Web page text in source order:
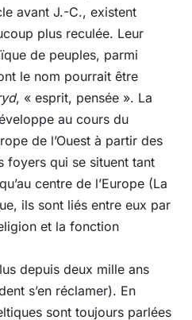
avant J.-C., existent
plus reculée. Leur
de peuples, parmi
le nom pourrait être
, « esprit, pensée ». La
au cours du
de l’Ouest à partir des
foyers qui se situent tant
centre de l’Europe (La
ils sont liés entre eux par
et la fonction
depuis deux mille ans
s’en réclamer). En
sont toujours parlées